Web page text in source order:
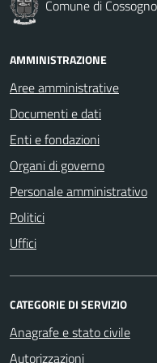
Comune di Cossogno
AMMINISTRAZIONE
Aree amministrative
Documenti e dati
Enti e fondazioni
Organi di governo
Personale amministrativo
Politici
Uffici
CATEGORIE DI SERVIZIO
Anagrafe e stato civile
Autorizzazioni